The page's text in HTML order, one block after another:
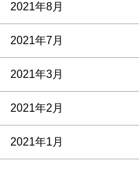
2021年8月
2021年7月
2021年3月
2021年2月
2021年1月